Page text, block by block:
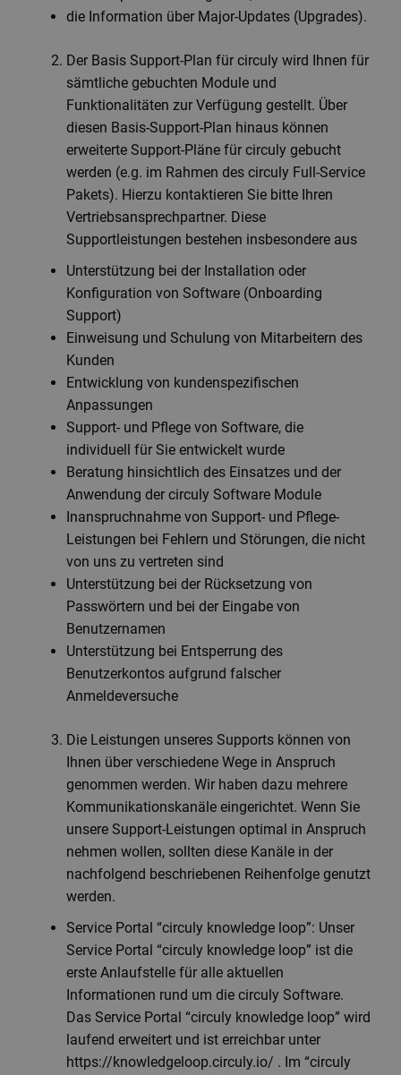
die Information über Major-Updates (Upgrades).
Der Basis Support-Plan für circuly wird Ihnen für
sämtliche gebuchten Module und
Funktionalitäten zur Verfügung gestellt. Über
diesen Basis-Support-Plan hinaus können
erweiterte Support-Pläne für circuly gebucht
werden (e.g. im Rahmen des circuly Full-Service
Pakets). Hierzu kontaktieren Sie bitte Ihren
Vertriebsansprechpartner. Diese
Supportleistungen bestehen insbesondere aus
Unterstützung bei der Installation oder
Konfiguration von Software (Onboarding
Support)
Einweisung und Schulung von Mitarbeitern des
Kunden
Entwicklung von kundenspezifischen
Anpassungen
Support- und Pflege von Software, die
individuell für Sie entwickelt wurde
Beratung hinsichtlich des Einsatzes und der
Anwendung der circuly Software Module
Inanspruchnahme von Support- und Pflege-
Leistungen bei Fehlern und Störungen, die nicht
von uns zu vertreten sind
Unterstützung bei der Rücksetzung von
Passwörtern und bei der Eingabe von
Benutzernamen
Unterstützung bei Entsperrung des
Benutzerkontos aufgrund falscher
Anmeldeversuche
Die Leistungen unseres Supports können von
Ihnen über verschiedene Wege in Anspruch
genommen werden. Wir haben dazu mehrere
Kommunikationskanäle eingerichtet. Wenn Sie
unsere Support-Leistungen optimal in Anspruch
nehmen wollen, sollten diese Kanäle in der
nachfolgend beschriebenen Reihenfolge genutzt
werden.
Service Portal “circuly knowledge loop”: Unser
Service Portal “circuly knowledge loop” ist die
erste Anlaufstelle für alle aktuellen
Informationen rund um die circuly Software.
Das Service Portal “circuly knowledge loop” wird
laufend erweitert und ist erreichbar unter
https://knowledgeloop.circuly.io/ . Im “circuly